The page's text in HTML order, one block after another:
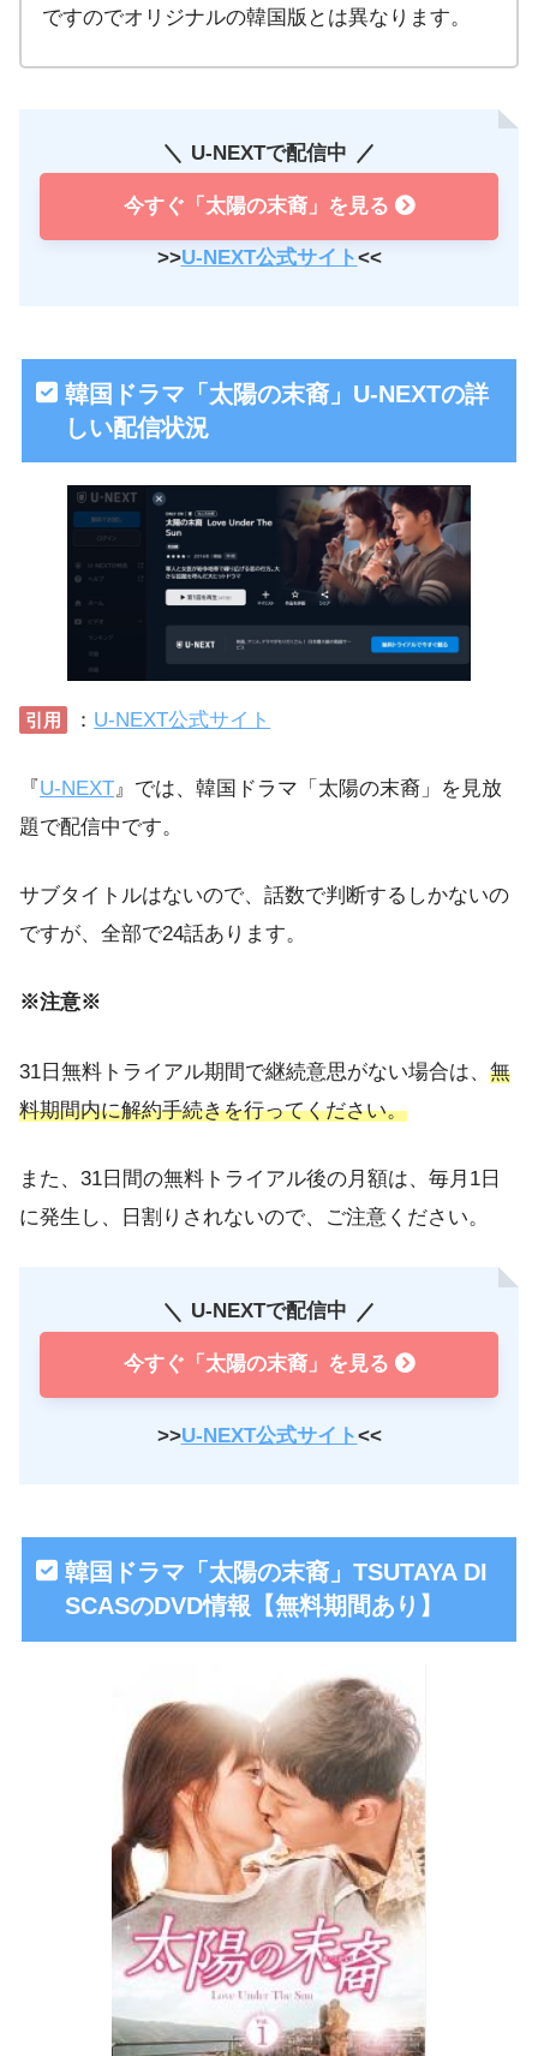
ですのでオリジナルの韓国版とは異なります。
U-NEXTで配信中
今すぐ「太陽の末裔」を見る
>>U-NEXT公式サイト<<
韓国ドラマ「太陽の末裔」U-NEXTの詳
しい配信状況
引用 ： U-NEXT公式サイト
『U-NEXT』では、韓国ドラマ「太陽の末裔」を見放
題で配信中です。
サブタイトルはないので、話数で判断するしかないの
ですが、全部で24話あります。
※注意※
31日無料トライアル期間で継続意思がない場合は、 無
料期間内に解約手続きを行ってください。
また、31日間の無料トライアル後の月額は、毎月1日
に発生し、日割りされないので、ご注意ください。
U-NEXTで配信中
今すぐ「太陽の末裔」を見る
>>U-NEXT公式サイト<<
韓国ドラマ「太陽の末裔」TSUTAYA DI
SCASのDVD情報【無料期間あり】